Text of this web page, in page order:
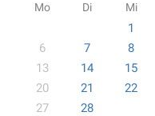
Mo Di Mi
1
6
7 8
13
14 15
20
21 22
27
28